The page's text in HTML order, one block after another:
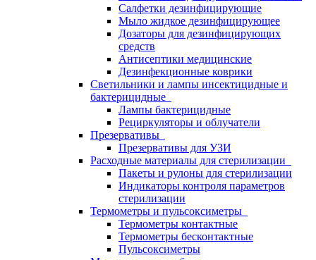
Салфетки дезинфицирующие
Мыло жидкое дезинфицирующее
Дозаторы для дезинфицирующих
средств
Антисептики медицинские
Дезинфекционные коврики
Светильники и лампы инсектицидные и
бактерицидные
Лампы бактерицидные
Рециркуляторы и облучатели
Презервативы
Презервативы для УЗИ
Расходные материалы для стерилизации
Пакеты и рулоны для стерилизации
Индикаторы контроля параметров
стерилизации
Термометры и пульсоксиметры
Термометры контактные
Термометры бесконтактные
Пульсоксиметры